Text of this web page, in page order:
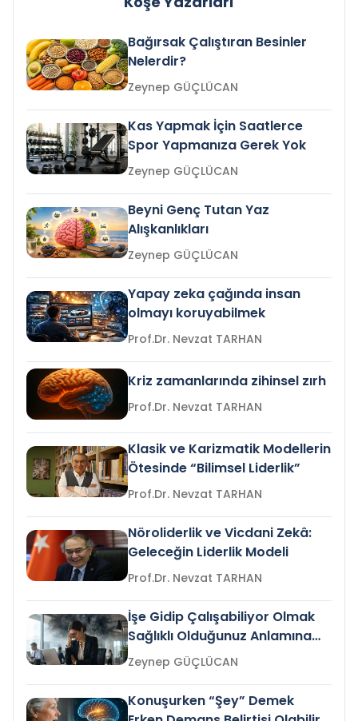
Bağırsak Çalıştıran Besinler
Nelerdir?
Zeynep GÜÇLÜCAN
Kas Yapmak İçin Saatlerce
Spor Yapmanıza Gerek Yok
Zeynep GÜÇLÜCAN
Beyni Genç Tutan Yaz
Alışkanlıkları
Zeynep GÜÇLÜCAN
Yapay zeka çağında insan
olmayı koruyabilmek
Prof.Dr. Nevzat TARHAN
Kriz zamanlarında zihinsel zırh
Prof.Dr. Nevzat TARHAN
Klasik ve Karizmatik Modellerin
Ötesinde “Bilimsel Liderlik”
Prof.Dr. Nevzat TARHAN
Nöroliderlik ve Vicdani Zekâ:
Geleceğin Liderlik Modeli
Prof.Dr. Nevzat TARHAN
İşe Gidip Çalışabiliyor Olmak
Sağlıklı Olduğunuz Anlamına
Gelir mi?Zeynep GÜÇLÜCAN
Konuşurken “Şey” Demek